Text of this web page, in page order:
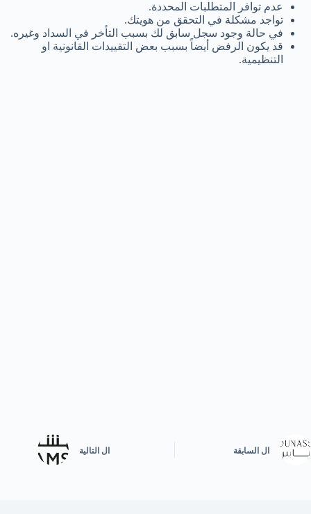
عدم توافر المتطلبات المحددة.
تواجد مشكلة في التحقق من هويتك.
في حالة وجود سجل سابق لك بسبب التأخر في السداد وغيره.
قد يكون الرفض أيضاً بسبب بعض التقييدات القانونية او
التنظيمية.
ال السابقة ال التالية